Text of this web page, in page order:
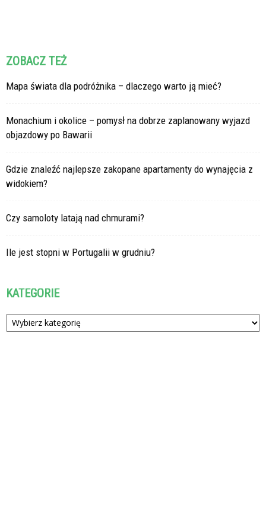
ZOBACZ TEŻ
Mapa świata dla podróżnika – dlaczego warto ją mieć?
Monachium i okolice – pomysł na dobrze zaplanowany wyjazd
objazdowy po Bawarii
Gdzie znaleźć najlepsze zakopane apartamenty do wynajęcia z
widokiem?
Czy samoloty latają nad chmurami?
Ile jest stopni w Portugalii w grudniu?
KATEGORIE
Kategorie